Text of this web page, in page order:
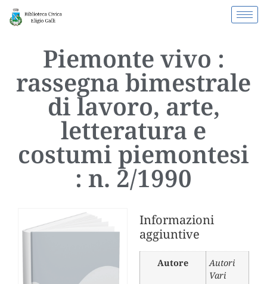
Piemonte vivo :
rassegna bimestrale
di lavoro, arte,
letteratura e
costumi piemontesi
: n. 2/1990
Informazioni
aggiuntive
Autore
Autori
Vari